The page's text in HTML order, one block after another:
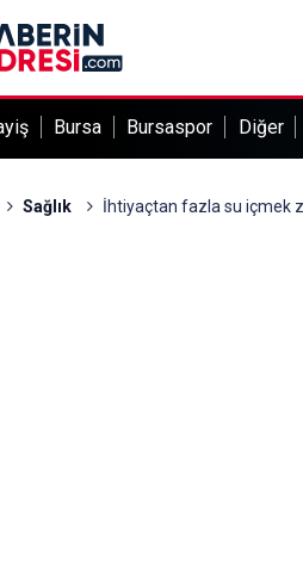
Bursa Bursaspor Diğer
Sağlık İhtiyaçtan fazla su içmek